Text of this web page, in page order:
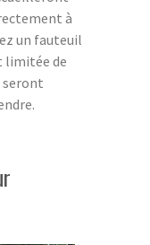
à
un fauteuil
limitée de
seront